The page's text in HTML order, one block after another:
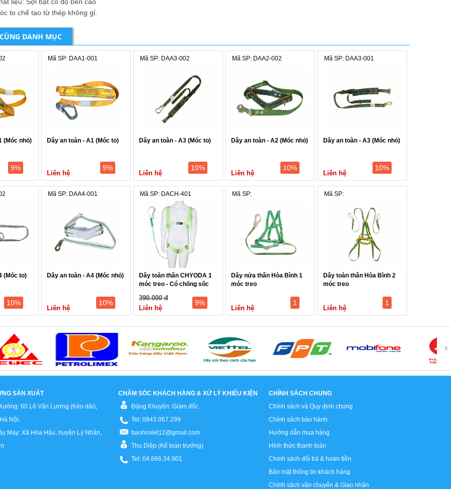
chế tạo từ thép không gỉ.
DANH MỤC
(Móc nhỏ)
9%
Mã SP: DAA1-001
Dây an toàn - A1 (Móc to)
Liên hệ
9%
Mã SP: DAA3-002
Dây an toàn - A3 (Móc to)
Liên hệ
10%
Mã SP: DAA2-002
Dây an toàn - A2 (Móc nhỏ)
Liên hệ
10%
Mã SP: DAA3-001
Dây an toàn - A3 (Móc nhỏ)
Liên hệ
10%
(Móc to)
10%
Mã SP: DAA4-001
Dây an toàn - A4 (Móc nhỏ)
Liên hệ
10%
Mã SP: DACH-401
Dây toàn thân CHYODA 1
móc treo - Có chống sốc
390.000 đ
Liên hệ
9%
Mã SP:
Dây nửa thân Hòa Bình 1
móc treo
Liên hệ
1
Mã SP:
Dây toàn thân Hòa Bình 2
móc treo
Liên hệ
1
SẢN XUẤT
60 Lê Văn Lương (Kéo dài),
Nội.
May: Xã Hòa Hậu, huyện Lý Nhân,
CHĂM SÓC KHÁCH HÀNG & XỬ LÝ KHIẾU KIỆN
Đặng Khuyên: Giám đốc
Tel: 0943.067.299
baohoviet12@gmail.com
Thu Diệp (Kế toán trưởng)
Tel: 04.666.34.901
CHÍNH SÁCH CHUNG
Chính sách và Quy định chung
Chính sách bảo hành
Hướng dẫn mua hàng
Hình thức thanh toán
Chính sách đổi trả & hoàn tiền
Bảo mật thông tin khách hàng
Chính sách vận chuyển & Giao nhận